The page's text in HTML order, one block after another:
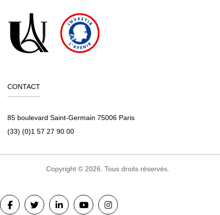
CONTACT
85 boulevard Saint-Germain 75006 Paris
(33) (0)1 57 27 90 00
Copyright © 2026. Tous droits réservés.